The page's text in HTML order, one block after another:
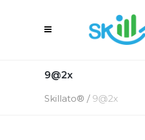
9@2x
Skillato® / 9@2x